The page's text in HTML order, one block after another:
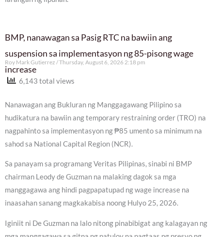
BMP, nanawagan sa Pasig RTC na bawiin ang
suspension sa implementasyon ng 85-pisong wage
increase
Roy Mark Gutierrez Thursday, August 6, 2026 2:18 pm
6,143 total views
Nanawagan ang Bukluran ng Manggagawang Pilipino sa
hudikatura na bawiin ang temporary restraining order (TRO) na
nagpahinto sa implementasyon ng ₱85 umento sa minimum na
sahod sa National Capital Region (NCR).
Sa panayam sa programang Veritas Pilipinas, sinabi ni BMP
chairman Leody de Guzman na malaking dagok sa mga
manggagawa ang hindi pagpapatupad ng wage increase na
inaasahan sanang magkakabisa noong Hulyo 25, 2026.
Iginiit ni De Guzman na lalo nitong pinabibigat ang kalagayan ng